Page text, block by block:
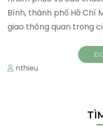
Bình, thành phố Hồ Chí
giao thông quan trọng
nthieu